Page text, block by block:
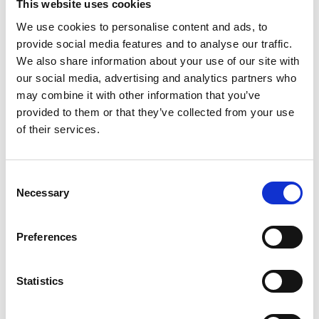
This website uses cookies
We use cookies to personalise content and ads, to
provide social media features and to analyse our traffic.
We also share information about your use of our site with
our social media, advertising and analytics partners who
may combine it with other information that you’ve
provided to them or that they’ve collected from your use
of their services.
Selection
Necessary
Preferences
Statistics
Avis de réception des colis et du courrier
Retenue et réacheminement du courrier
Apprendre davantage
Services de finition de documents